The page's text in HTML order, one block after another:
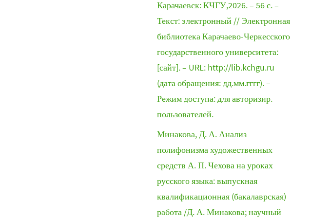
Карачаевск: КЧГУ,2026. – 56 с. –
Текст: электронный // Электронная
библиотека Карачаево-Черкесского
государственного университета:
[сайт]. – URL: http://lib.kchgu.ru
(дата обращения: дд.мм.гггг). –
Режим доступа: для авторизир.
пользователей.
Минакова, Д. А. Анализ
полифонизма художественных
средств А. П. Чехова на уроках
русского языка: выпускная
квалификационная (бакалаврская)
работа /Д. А. Минакова; научный